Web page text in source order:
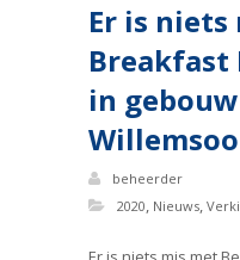
Er is niets
Breakfast
in
beheerder
2020, Nieuws,